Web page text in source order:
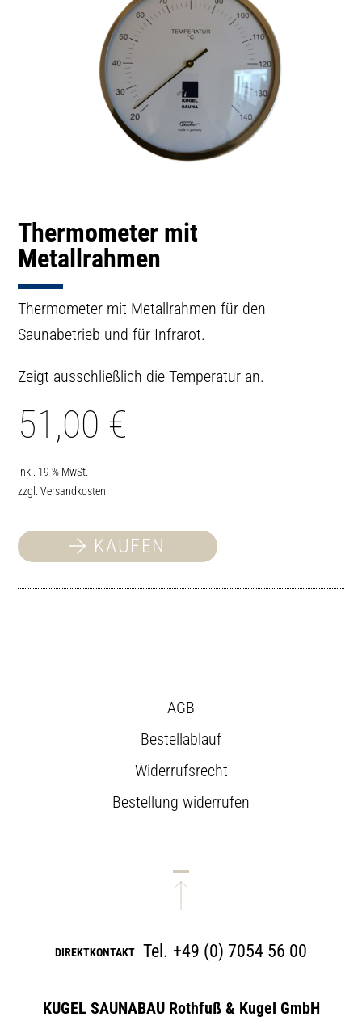
Thermometer mit
Metallrahmen
Thermometer mit Metallrahmen für den
Saunabetrieb und für Infrarot.
Zeigt ausschließlich die Temperatur an.
51,00 €
inkl. 19 % MwSt.
zzgl.Versandkosten
KAUFEN
AGB
Bestellablauf
Widerrufsrecht
Bestellung widerrufen
DIREKTKONTAKT Tel. +49 (0) 7054 56 00
KUGEL SAUNABAU Rothfuß & Kugel GmbH